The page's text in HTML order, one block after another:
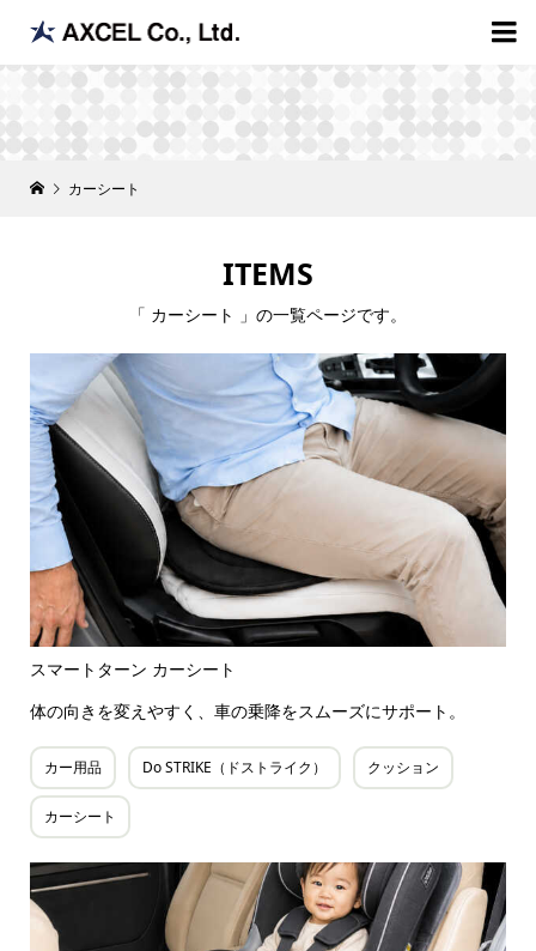

カーシート
ITEMS
「 カーシート 」の一覧ページです。
スマートターン カーシート
体の向きを変えやすく、車の乗降をスムーズにサポート。
カー用品 Do STRIKE（ドストライク） クッション
カーシート